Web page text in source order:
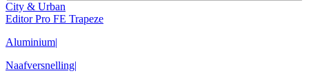
City & Urban
Editor Pro FE Trapeze
Aluminium|
Naafversnelling|